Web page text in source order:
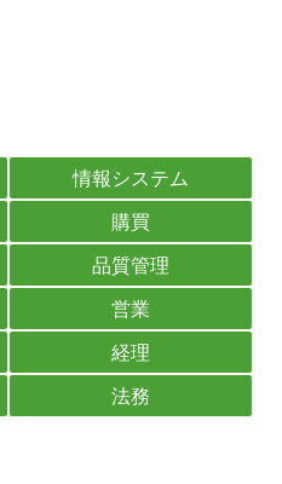
情報システム
購買
品質管理
営業
経理
法務